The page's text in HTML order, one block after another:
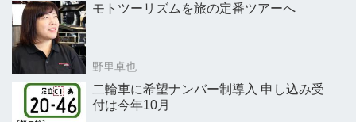
モトツーリズムを旅の定番ツアーへ
野里卓也
二輪車に希望ナンバー制導入 申し込み受
付は今年10月